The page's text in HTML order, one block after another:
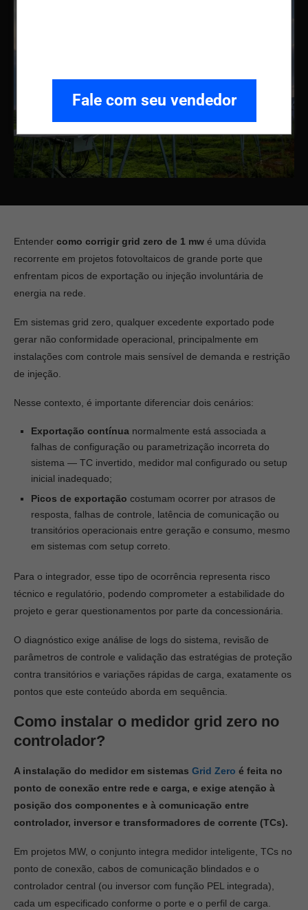
Fale com seu vendedor
Entender como corrigir grid zero de 1 mw é uma dúvida
recorrente em projetos fotovoltaicos de grande porte que
enfrentam picos de exportação ou injeção involuntária de
energia na rede.
Em sistemas grid zero, qualquer excedente exportado pode
gerar não conformidade operacional, principalmente em
instalações com controle mais sensível de demanda e restrição
de injeção.
Nesse contexto, é importante diferenciar dois cenários:
Exportação contínua normalmente está associada a
falhas de configuração ou parametrização incorreta do
sistema — TC invertido, medidor mal configurado ou setup
inicial inadequado;
Picos de exportação costumam ocorrer por atrasos de
resposta, falhas de controle, latência de comunicação ou
transitórios operacionais entre geração e consumo, mesmo
em sistemas com setup correto.
Para o integrador, esse tipo de ocorrência representa risco
técnico e regulatório, podendo comprometer a estabilidade do
projeto e gerar questionamentos por parte da concessionária.
O diagnóstico exige análise de logs do sistema, revisão de
parâmetros de controle e validação das estratégias de proteção
contra transitórios e variações rápidas de carga, exatamente os
pontos que este conteúdo aborda em sequência.
Como instalar o medidor grid zero no
controlador?
A instalação do medidor em sistemas Grid Zero é feita no
ponto de conexão entre rede e carga, e exige atenção à
posição dos componentes e à comunicação entre
controlador, inversor e transformadores de corrente (TCs).
Em projetos MW, o conjunto integra medidor inteligente, TCs no
ponto de conexão, cabos de comunicação blindados e o
controlador central (ou inversor com função PEL integrada),
cada um especificado conforme o porte e o perfil de carga.